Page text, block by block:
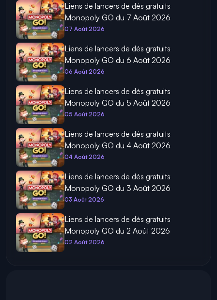
Liens de lancers de dés gratuits
Monopoly GO du 7 Août 2026
07 Août 2026
Liens de lancers de dés gratuits
Monopoly GO du 6 Août 2026
06 Août 2026
Liens de lancers de dés gratuits
Monopoly GO du 5 Août 2026
05 Août 2026
Liens de lancers de dés gratuits
Monopoly GO du 4 Août 2026
04 Août 2026
Liens de lancers de dés gratuits
Monopoly GO du 3 Août 2026
03 Août 2026
Liens de lancers de dés gratuits
Monopoly GO du 2 Août 2026
02 Août 2026